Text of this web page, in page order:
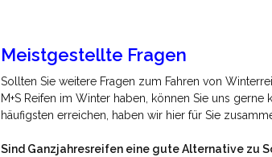
Meistgestellte Fragen
Sollten Sie weitere Fragen zum Fahren von
M+S Reifen im Winter haben, können Sie uns
häufigsten erreichen, haben wir hier für Sie
Sind Ganzjahresreifen eine gute Alternative zu